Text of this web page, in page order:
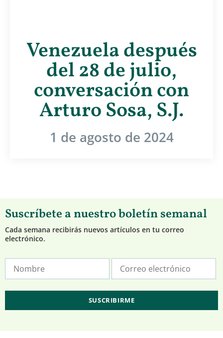
Venezuela después
del 28 de julio,
conversación con
Arturo Sosa, S.J.
1 de agosto de 2024
Suscríbete a nuestro boletín semanal
Cada semana recibirás nuevos artículos en tu correo
electrónico.